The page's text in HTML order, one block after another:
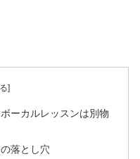
ーカルレッスンは別物
落とし穴